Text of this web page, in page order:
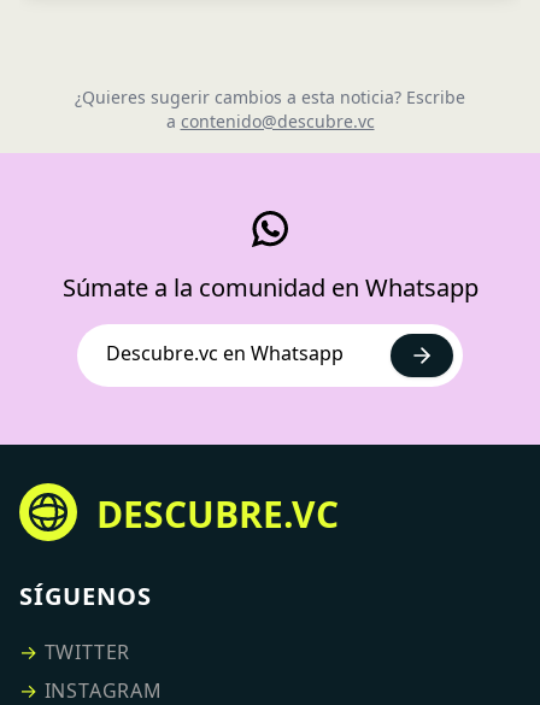
¿Quieres sugerir cambios a esta noticia? Escribe
a contenido@descubre.vc
Súmate a la comunidad en Whatsapp
Descubre.vc en Whatsapp
DESCUBRE.VC
SÍGUENOS
→ TWITTER
→ INSTAGRAM